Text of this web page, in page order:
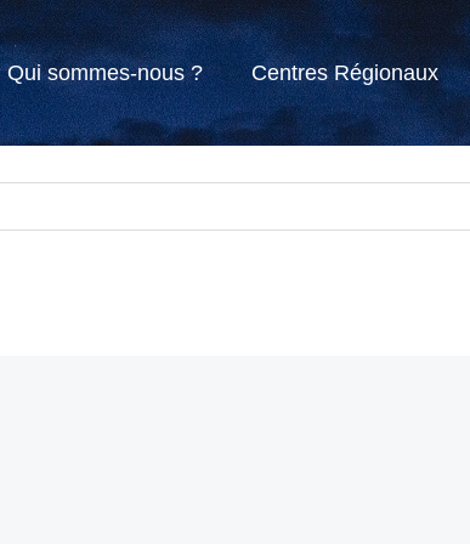
Qui sommes-nous ? Centres Régionaux